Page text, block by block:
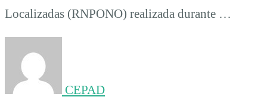
Localizadas (RNPONO) realizada durante …
CEPAD